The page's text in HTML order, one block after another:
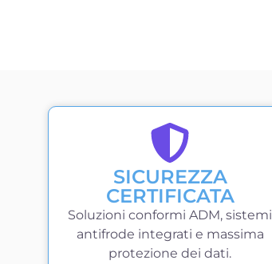
SICUREZZA
CERTIFICATA
Soluzioni conformi ADM, sistemi
antifrode integrati e massima
protezione dei dati.